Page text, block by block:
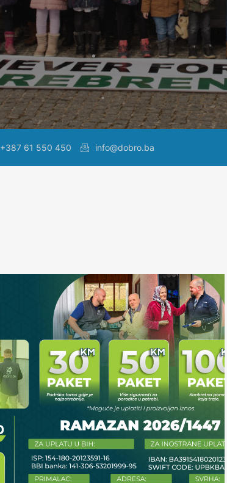
+387 61 550 450 info@dobro.ba